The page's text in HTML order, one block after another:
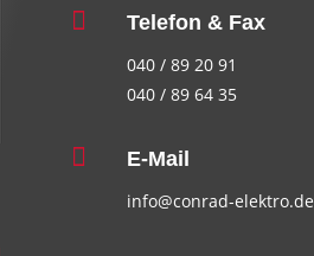
 Telefon & Fax
040 / 89 20 91
040 / 89 64 35
 E-Mail
info@conrad-elektro.de